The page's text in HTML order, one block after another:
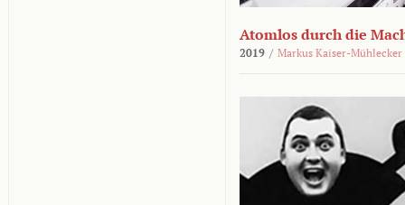
Atomlos durch die
2019 / Markus Kaiser-Mühlecker